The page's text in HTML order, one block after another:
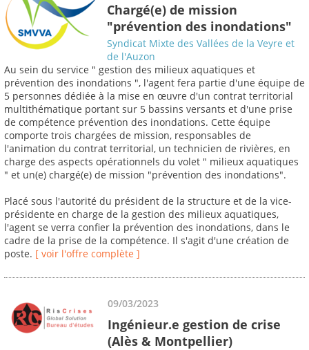
Chargé(e) de mission
"prévention des inondations"
Syndicat Mixte des Vallées de la Veyre et
de l'Auzon
Au sein du service " gestion des milieux aquatiques et
prévention des inondations ", l'agent fera partie d'une équipe de
5 personnes dédiée à la mise en œuvre d'un contrat territorial
multithématique portant sur 5 bassins versants et d'une prise
de compétence prévention des inondations. Cette équipe
comporte trois chargées de mission, responsables de
l'animation du contrat territorial, un technicien de rivières, en
charge des aspects opérationnels du volet " milieux aquatiques
" et un(e) chargé(e) de mission "prévention des inondations".
Placé sous l'autorité du président de la structure et de la vice-
présidente en charge de la gestion des milieux aquatiques,
l'agent se verra confier la prévention des inondations, dans le
cadre de la prise de la compétence. Il s'agit d'une création de
poste. [ voir l'offre complète ]
09/03/2023
Ingénieur.e gestion de crise
(Alès & Montpellier)